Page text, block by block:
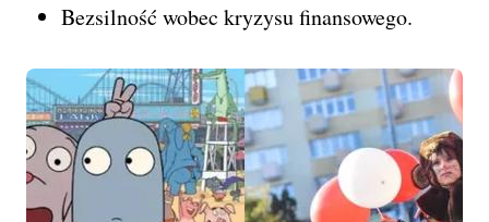
Bezsilność wobec kryzysu finansowego.